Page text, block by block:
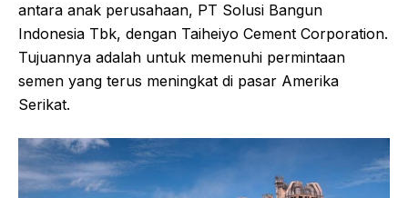
antara anak perusahaan, PT Solusi Bangun
Indonesia Tbk, dengan Taiheiyo Cement Corporation.
Tujuannya adalah untuk memenuhi permintaan
semen yang terus meningkat di pasar Amerika
Serikat.